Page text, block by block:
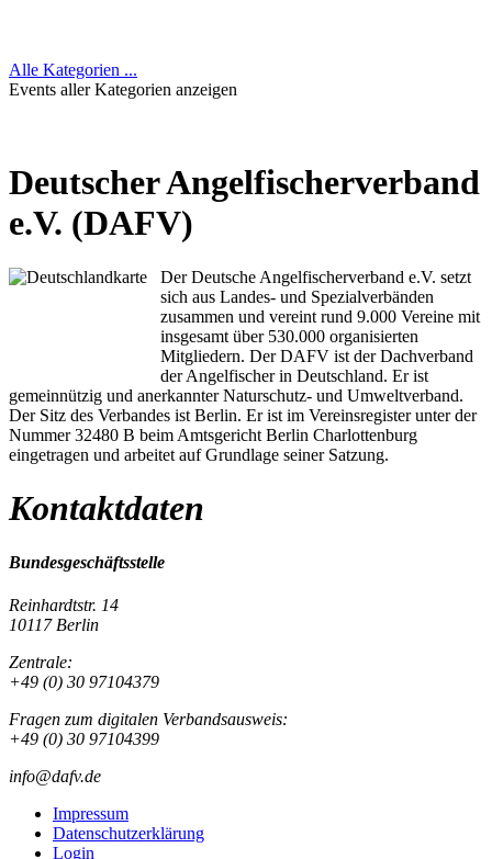
Alle Kategorien ...
Events aller Kategorien anzeigen
Deutscher Angelfischerverband
e.V. (DAFV)
Der Deutsche Angelfischerverband e.V. setzt
sich aus Landes- und Spezialverbänden
zusammen und vereint rund 9.000 Vereine mit
insgesamt über 530.000 organisierten
Mitgliedern. Der DAFV ist der Dachverband
der Angelfischer in Deutschland. Er ist
gemeinnützig und anerkannter Naturschutz- und Umweltverband.
Der Sitz des Verbandes ist Berlin. Er ist im Vereinsregister unter der
Nummer 32480 B beim Amtsgericht Berlin Charlottenburg
eingetragen und arbeitet auf Grundlage seiner Satzung.
Kontaktdaten
Bundesgeschäftsstelle
Reinhardtstr. 14
10117 Berlin
Zentrale:
+49 (0) 30 97104379
Fragen zum digitalen Verbandsausweis:
+49 (0) 30 97104399
info@dafv.de
Impressum
Datenschutzerklärung
Login